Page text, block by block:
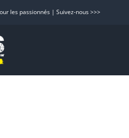
les passionnés | Suivez-nous >>>